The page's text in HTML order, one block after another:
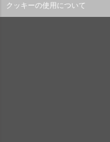
クッキーの使用について